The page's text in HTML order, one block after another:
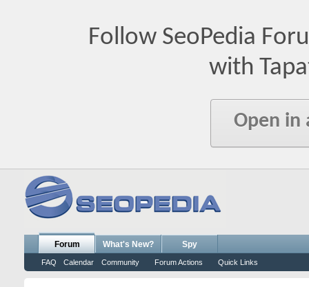
Follow SeoPedia
with
Open in
Forum
FAQ Calendar Community Forum Actions Quick Links
What's New? Spy